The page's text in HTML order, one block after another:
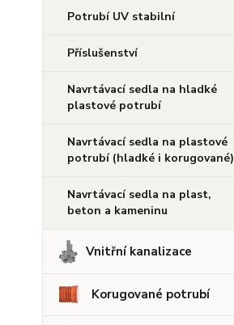
Potrubí UV stabilní
Příslušenství
Navrtávací sedla na hladké
plastové potrubí
Navrtávací sedla na plastové
potrubí (hladké i korugované)
Navrtávací sedla na plast,
beton a kameninu
Vnitřní kanalizace
Korugované potrubí